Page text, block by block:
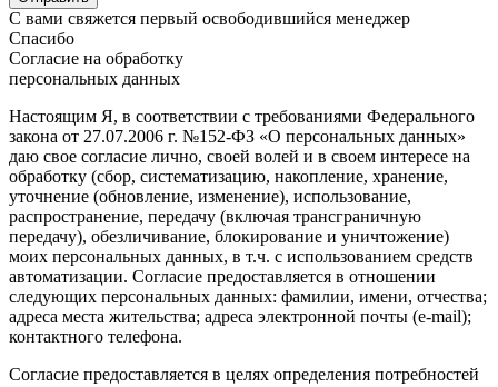
С вами свяжется первый освободившийся менеджер
Спасибо
Согласие на обработку
персональных данных
Настоящим Я, в соответствии с требованиями Федерального
закона от 27.07.2006 г. №152-ФЗ «О персональных данных»
даю свое согласие лично, своей волей и в своем интересе на
обработку (сбор, систематизацию, накопление, хранение,
уточнение (обновление, изменение), использование,
распространение, передачу (включая трансграничную
передачу), обезличивание, блокирование и уничтожение)
моих персональных данных, в т.ч. с использованием средств
автоматизации. Согласие предоставляется в отношении
следующих персональных данных: фамилии, имени, отчества;
адреса места жительства; адреса электронной почты (e-mail);
контактного телефона.
Согласие предоставляется в целях определения потребностей